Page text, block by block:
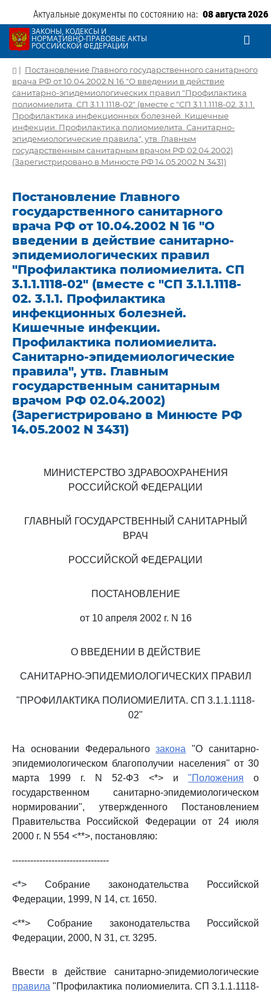
Актуальные документы по состоянию на: 08 августа 2026
ЗАКОНЫ, КОДЕКСЫ И
НОРМАТИВНО-ПРАВОВЫЕ АКТЫ
РОССИЙСКОЙ ФЕДЕРАЦИИ
| Постановление Главного государственного санитарного
врача РФ от 10.04.2002 N 16 "О введении в действие
санитарно-эпидемиологических правил "Профилактика
полиомиелита. СП 3.1.1.1118-02" (вместе с "СП 3.1.1.1118-02. 3.1.1.
Профилактика инфекционных болезней. Кишечные
инфекции. Профилактика полиомиелита. Санитарно-
эпидемиологические правила", утв. Главным
государственным санитарным врачом РФ 02.04.2002)
(Зарегистрировано в Минюсте РФ 14.05.2002 N 3431)
Постановление Главного
государственного санитарного
врача РФ от 10.04.2002 N 16 "О
введении в действие санитарно-
эпидемиологических правил
"Профилактика полиомиелита. СП
3.1.1.1118-02" (вместе с "СП 3.1.1.1118-
02. 3.1.1. Профилактика
инфекционных болезней.
Кишечные инфекции.
Профилактика полиомиелита.
Санитарно-эпидемиологические
правила", утв. Главным
государственным санитарным
врачом РФ 02.04.2002)
(Зарегистрировано в Минюсте РФ
14.05.2002 N 3431)
МИНИСТЕРСТВО ЗДРАВООХРАНЕНИЯ
РОССИЙСКОЙ ФЕДЕРАЦИИ
ГЛАВНЫЙ ГОСУДАРСТВЕННЫЙ САНИТАРНЫЙ
ВРАЧ
РОССИЙСКОЙ ФЕДЕРАЦИИ
ПОСТАНОВЛЕНИЕ
от 10 апреля 2002 г. N 16
О ВВЕДЕНИИ В ДЕЙСТВИЕ
САНИТАРНО-ЭПИДЕМИОЛОГИЧЕСКИХ ПРАВИЛ
"ПРОФИЛАКТИКА ПОЛИОМИЕЛИТА. СП 3.1.1.1118-
02"
На основании Федеральногозакона "О санитарно-
эпидемиологическом благополучии населения" от 30
марта 1999 г. N 52-ФЗ <*> и "Положения о
государственном санитарно-эпидемиологическом
нормировании", утвержденного Постановлением
Правительства Российской Федерации от 24 июля
2000 г. N 554 <**>, постановляю:
--------------------------------
<*> Собрание законодательства Российской
Федерации, 1999, N 14, ст. 1650.
<**> Собрание законодательства Российской
Федерации, 2000, N 31, ст. 3295.
Ввести в действие санитарно-эпидемиологические
правила "Профилактика полиомиелита. СП 3.1.1.1118-